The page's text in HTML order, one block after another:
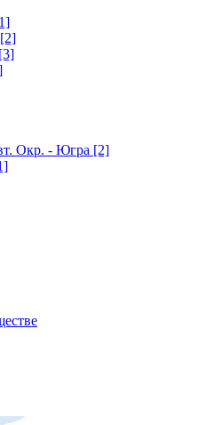
Окр. - Югра [2]